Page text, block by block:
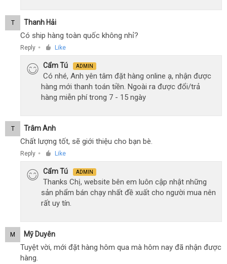
T Thanh Hải
Có ship hàng toàn quốc không nhỉ?
Reply ● Like
Cẩm Tú ADMIN
Có nhé, Anh yên tâm đặt hàng online ạ, nhận được
hàng mới thanh toán tiền. Ngoài ra được đổi/trả
hàng miễn phí trong 7 - 15 ngày
T Trâm Anh
Chất lượng tốt, sẽ giới thiệu cho bạn bè.
Reply ● Like
Cẩm Tú ADMIN
Thanks Chị, website bên em luôn cập nhật những
sản phẩm bán chạy nhất đề xuất cho người mua nên
rất uy tín.
M Mỹ Duyên
Tuyệt vời, mới đặt hàng hôm qua mà hôm nay đã nhận được
hàng.